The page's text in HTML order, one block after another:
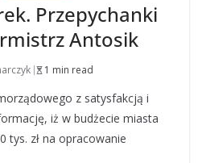
Przepychanki
Antosik
1 min read
z satysfakcją i
iż w budżecie miasta
tys. zł na opracowanie